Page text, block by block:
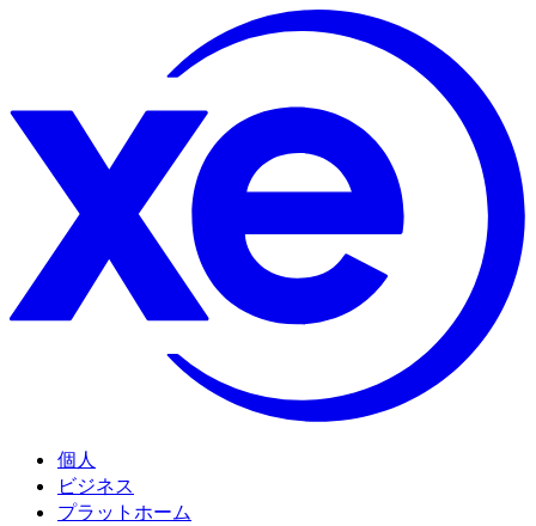
個人
ビジネス
プラットホーム